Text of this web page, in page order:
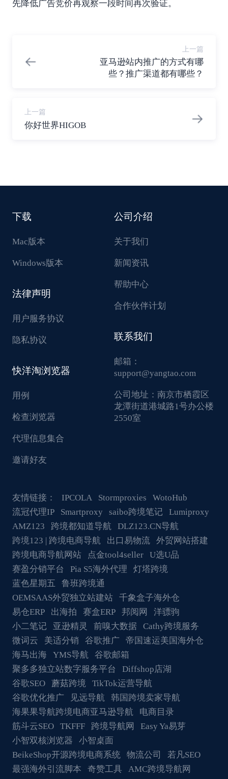
先降低广告竞价再观察一段时间再次验证。
上一篇
亚马逊站内推广的方式有哪
些？推广渠道都有哪些？
上一篇
你好世界HIGOB
下载
Mac版本
Windows版本
法律声明
用户服务协议
隐私协议
快洋淘浏览器
用例
检查浏览器
代理信息集合
邀请好友
公司介绍
关于我们
新闻资讯
帮助中心
合作伙伴计划
联系我们
邮箱：
support@yangtao.com
公司地址： 南京市栖霞区
龙潭街道港城路1号办公楼
2550室
友情链接： IPCOLA Stormproxies
WotoHub
流冠代理IP
Smartproxy saibo跨境笔记
Lumiproxy
AMZ123
跨境都知道导航
DLZ123.CN导航
跨境123 | 跨境电商导航
出口易物流
外贸网站搭建
跨境电商导航网站
点金tool4seller
U选U品
赛盈分销平台
Pia S5海外代理
灯塔跨境
蓝色星期五
鲁班跨境通
OEMSAAS外贸独立站建站
千象盒子海外仓
易仓ERP
出海拍 赛盒ERP 邦阅网
洋骠驹
小二笔记
亚逊精灵 前嗅大数据
Cathy跨境服务
微词云
美适分销 谷歌推广
帝国速运美国海外仓
海马出海
YMS导航
谷歌邮箱
聚多多独立站数字服务平台
Diffshop店湖
谷歌SEO
蘑菇跨境
TikTok运营导航
谷歌优化推广
见远导航
韩国跨境卖家导航
海果果导航跨境电商亚马逊导航
电商目录
筋斗云SEO
TKFFF 跨境导航网
Easy Ya易芽
小智双核浏览器
小智桌面
BeikeShop开源跨境电商系统
物流公司
若凡SEO
最强海外引流脚本
奇赞工具
AMC跨境导航网